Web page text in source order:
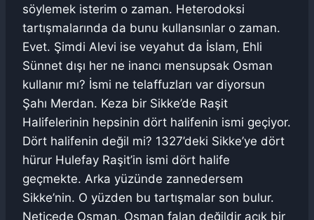
söylemek isterim o zaman. Heterodoksi
tartışmalarında da bunu kullansınlar o zaman.
Evet. Şimdi Alevi ise veyahut da İslam, Ehli
Sünnet dışı her ne inancı mensupsak Osman
kullanır mı? İsmi ne telaffuzları var diyorsun
Şahı Merdan. Keza bir Sikke’de Raşit
Halifelerinin hepsinin dört halifenin ismi geçiyor.
Dört halifenin değil mi? 1327’deki Sikke’ye dört
hürur Hulefay Raşit’in ismi dört halife
geçmekte. Arka yüzünde zannedersem
Sikke’nin. O yüzden bu tartışmalar son bulur.
Neticede Osman, Osman falan değildir açık bir